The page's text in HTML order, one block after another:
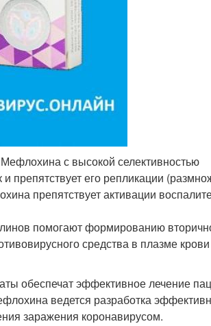
с высокой селективностью
и препятствует его репликации
препятствует активации
помогают формированию
средства в плазме
обеспечат эффективное лечение
ведется разработка
заражения коронавирусом.